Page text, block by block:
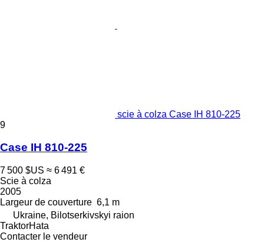
scie à colza Case IH 810-225
9
Case IH 810-225
7 500 $US ≈ 6 491 €
Scie à colza
2005
Largeur de couverture 6,1 m
Ukraine, Bilotserkivskyi raion
TraktorHata
Contacter le vendeur